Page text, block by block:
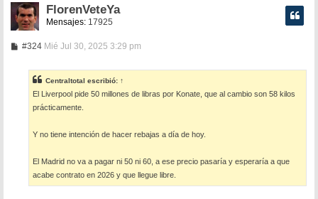
FlorenVeteYa
Mensajes: 17925
#324M
s
a
j
e
Mié Jul 30, 2025 3:29 pm
Centraltotal escribió: ↑
El Liverpool pide 50 millones de libras por Konate, que al cambio son 58 kilos
prácticamente.
Y no tiene intención de hacer rebajas a día de hoy.
El Madrid no va a pagar ni 50 ni 60, a ese precio pasaría y esperaría a que
acabe contrato en 2026 y que llegue libre.